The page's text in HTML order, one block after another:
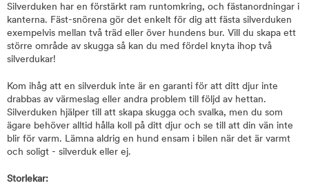
Silverduken har en förstärkt ram runtomkring, och fästanordningar i
kanterna. Fäst-snörena gör det enkelt för dig att fästa silverduken
exempelvis mellan två träd eller över hundens bur. Vill du skapa ett
större område av skugga så kan du med fördel knyta ihop två
silverdukar!
Kom ihåg att en silverduk inte är en garanti för att ditt djur inte
drabbas av värmeslag eller andra problem till följd av hettan.
Silverduken hjälper till att skapa skugga och svalka, men du som
ägare behöver alltid hålla koll på ditt djur och se till att din vän inte
blir för varm. Lämna aldrig en hund ensam i bilen när det är varmt
och soligt - silverduk eller ej.
Storlekar: